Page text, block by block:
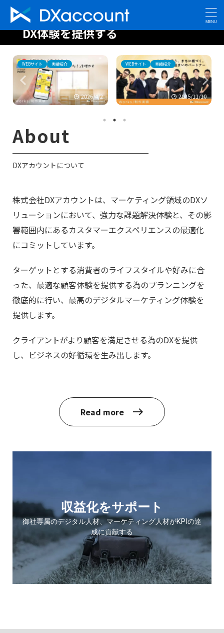
感動的なマーケティング
DX体験を提供する
WEBサイト 実績紹介
2026/4/2
WEBサイト 実績紹介
2025/11/10
About
DXアカウントについて
株式会社DXアカウントは、マーケティング領域のDXソ
リューションにおいて、強力な課題解決体験と、その影
響範囲内にあるカスタマーエクスペリエンスの最適化
にコミットしています。
ターゲットとする消費者のライフスタイルや好みに合
った、最適な顧客体験を提供する為のプランニングを
徹底的に行い、最高のデジタルマーケティング体験を
提供します。
クライアントがより顧客を満足させる為のDXを提供
し、ビジネスの好循環を生み出します。
Read more east
コン
ネット広告+WEBサ
益化をサポート
タル人材、マーケティング人材がKPIの達
成に貢献する